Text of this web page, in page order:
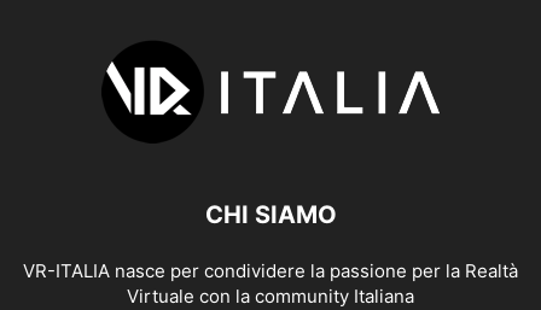
CHI SIAMO
VR-ITALIA nasce per condividere la passione per la Realtà
Virtuale con la community Italiana